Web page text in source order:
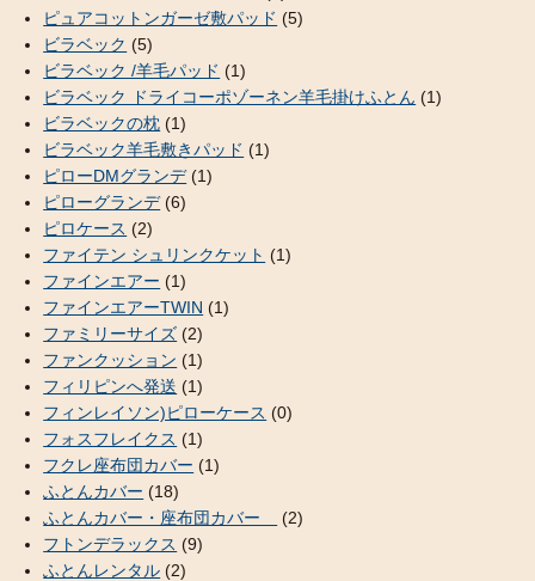
ピュアコットンガーゼ敷パッド (5)
ビラベック (5)
ビラベック /羊毛パッド (1)
ビラベック ドライコーポゾーネン羊毛掛けふとん (1)
ビラベックの枕 (1)
ビラベック羊毛敷きパッド (1)
ピローDMグランデ(1)
ピローグランデ(6)
ピロケース (2)
ファイテン シュリンクケット (1)
ファインエアー (1)
ファインエアーTWIN (1)
ファミリーサイズ (2)
ファンクッション (1)
フィリピンへ発送 (1)
フィンレイソン)ピローケース (0)
フォスフレイクス (1)
フクレ座布団カバー (1)
ふとんカバー (18)
ふとんカバー・座布団カバー
(2)
フトンデラックス (9)
ふとんレンタル (2)